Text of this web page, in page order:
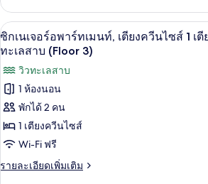
เม
นท์,
เตียง
ควีน
ไซส์
1
เตียง,
ระเบียง,
ริม
เกี่ยว
กับ
ดี
ลัก
พาร์
ท
เม
นท์,
เตียง
ไซส์
1
เตียง,
เปิด
ภาพถ่าย
ทั้งหมด
ของ
ซิก
เนเจอร์
พาร์
ซิกเนเจอร์
1
ซิกเนเจอร์อพาร์ทเมนท์, เตียงควีนไซส์ 1 เตี
ทะเลสาบ (Floor 3)
วิวทะเลสาบ
1 ห้องนอน
พักได้ 2 คน
1 เตียงควีนไซส์
Wi-Fi ฟรี
รายละเอียดเพิ่มเติม
ราย